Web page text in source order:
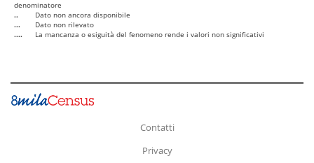
denominatore
..
Dato non ancora disponibile
...
Dato non rilevato
....
La mancanza o esiguità del fenomeno rende i valori non significativi
Contatti
Privacy